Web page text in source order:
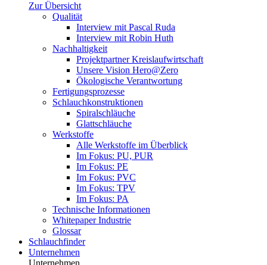
Zur Übersicht
Qualität
Interview mit Pascal Ruda
Interview mit Robin Huth
Nachhaltigkeit
Projektpartner Kreislaufwirtschaft
Unsere Vision Hero@Zero
Ökologische Verantwortung
Fertigungsprozesse
Schlauchkonstruktionen
Spiralschläuche
Glattschläuche
Werkstoffe
Alle Werkstoffe im Überblick
Im Fokus: PU, PUR
Im Fokus: PE
Im Fokus: PVC
Im Fokus: TPV
Im Fokus: PA
Technische Informationen
Whitepaper Industrie
Glossar
Schlauchfinder
Unternehmen
Unternehmen